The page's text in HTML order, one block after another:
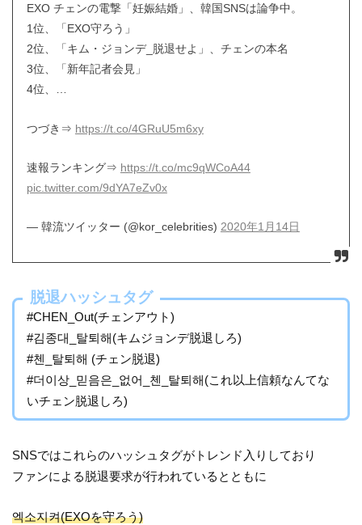
EXO チェンの電撃「妊娠結婚」、韓国SNSは論争中。
1位、「EXO守ろう」
2位、「キム・ジョンデ_脱退せよ」、チェンの本名
3位、「新年記者会見」
4位、…
つづき⇒ https://t.co/4GRuU5m6xy
速報ランキング⇒ https://t.co/mc9qWCoA44
pic.twitter.com/9dYA7eZv0x
— 韓流ツイッター (@kor_celebrities) 2020年1月14日
脱退ハッシュタグ
#CHEN_Out(チェンアウト)
#김종대_탈퇴해(キムジョンデ脱退しろ)
#첸_탈퇴해 (チェン脱退)
#더이상_믿음은_없어_첸_탈퇴해(これ以上信頼なんてな
いチェン脱退しろ)
SNSではこれらのハッシュタグがトレンド入りしており
ファンによる脱退要求が行われているとともに
엑소지켜(EXOを守ろう)